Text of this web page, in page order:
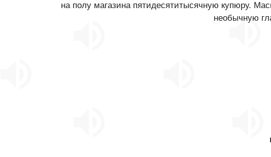
на полу магазина пятидесятитысячную купюру.
необычную